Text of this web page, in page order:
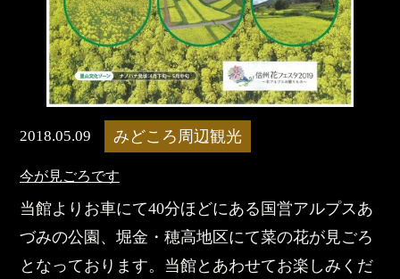
2018.05.09 みどころ周辺観光
今が見ごろです
当館よりお車にて40分ほどにある国営アルプスあ
づみの公園、堀金・穂高地区にて菜の花が見ごろ
となっております。当館とあわせてお楽しみくだ